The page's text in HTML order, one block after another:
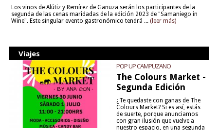
Los vinos de Alútiz y Remírez de Ganuza serán los participantes de la
segunda de las cenas maridadas de la edición 2023 de "Samaniego in
Wine". Este singular evento gastronómico tendrá ... (leer más)
Viajes
POP UP CAMPUZANO
The Colours Market -
Segunda Edición
¿Te quedaste con ganas de The
Colours Market? Si es así, estás
de suerte, porque anunciamos
con gran ilusión que vuelve a
nuestro espacio, en una segunda